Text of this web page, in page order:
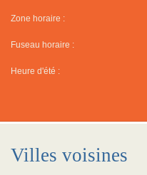
Zone horaire :
Fuseau horaire :
Heure d'été :
Villes voisines